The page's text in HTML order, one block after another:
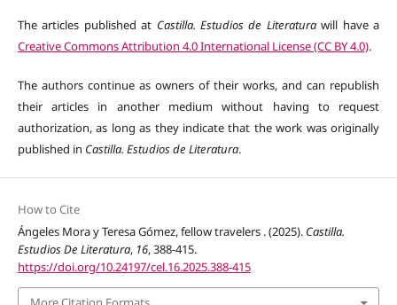
The articles published at Castilla. Estudios de Literaturawill have a
Creative Commons Attribution 4.0 International License (CC BY 4.0).
The authors continue as owners of their works, and can republish
their articles in another medium without having to request
authorization, as long as they indicate that the work was originally
published in Castilla. Estudios de Literatura.
How to Cite
Ángeles Mora y Teresa Gómez, fellow travelers . (2025). Castilla.
Estudios De Literatura, 16, 388-415.
https://doi.org/10.24197/cel.16.2025.388-415